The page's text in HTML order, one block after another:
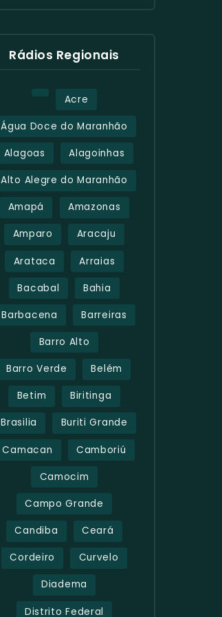
Rádios Regionais
Acre
Água Doce do Maranhão
Alagoas Alagoinhas
Alto Alegre do Maranhão
Amapá Amazonas
Amparo Aracaju
Arataca Arraias
Bacabal Bahia
Barbacena Barreiras
Barro Alto
Barro Verde Belém
Betim Biritinga
Brasilia Buriti Grande
Camacan Camboriú
Camocim
Campo Grande
Candiba Ceará
Cordeiro Curvelo
Diadema
Distrito Federal